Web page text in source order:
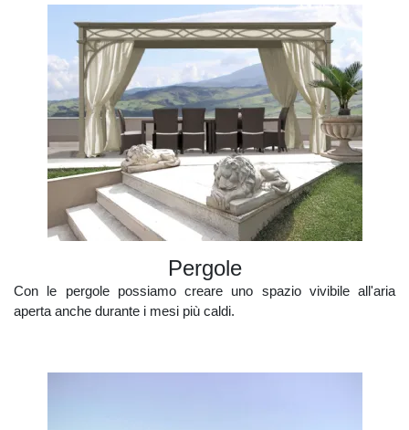
pergole
Con le pergole possiamo creare uno spazio vivibile all'aria
aperta anche durante i mesi più caldi.